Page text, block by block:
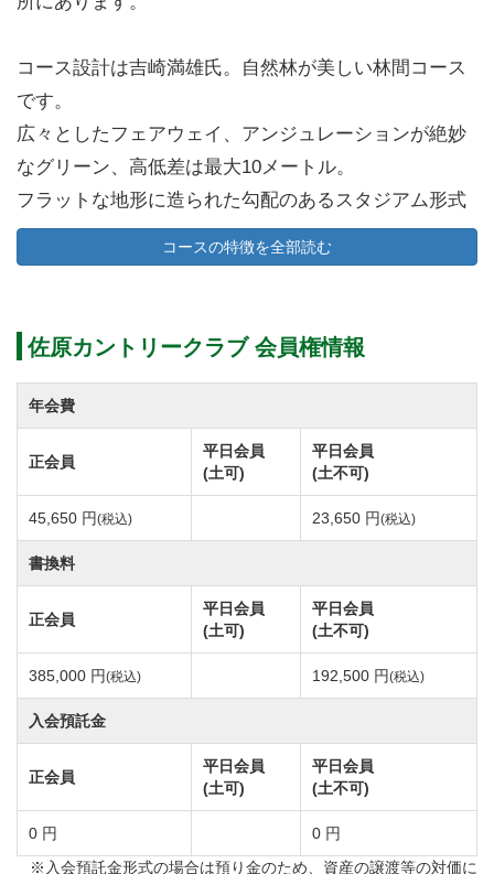
コース設計は吉崎満雄氏。自然林が美しい林間コース
です。
広々としたフェアウェイ、アンジュレーションが絶妙
なグリーン、高低差は最大10メートル。
フラットな地形に造られた勾配のあるスタジアム形式
のレイアウト。
マスターズ開催コースとして有名な米国のオーガス
っています。
大小のマウンド、池越え、バンカーなどが戦略性を高
めている全18ホール。
男子シニアプロのトーナメントも開催されていた本格
的なコースです。
豊かな自然を多く残した景観美も魅力の一つです。千
葉桜など楽しめます。
ドライビングレンジは8打席、240ヤード。バンカー・
アプローチの練習場も完備。
高級感あふれるクラブハウス、美味しい食事が楽しめ
美しい景観を眺望できるコンペルームにアメニティが
充実している浴室など設備も充実しています。
あらゆるレベルのゴルファーにお楽しみ頂ける戦略性
コースの特徴を全部読む
佐原カントリークラブ 会員権情報
年会費
正会員
平日会員
(土可)
平日会員
(土不可)
45,650 円(税込) 23,650 円(税込)
書換料
正会員
平日会員
(土可)
平日会員
(土不可)
385,000 円(税込) 192,500 円(税込)
入会預託金
正会員
平日会員
(土可)
平日会員
(土不可)
0 円
0 円
※入会預託金形式の場合は預り金のため、資産の譲渡等の対価に